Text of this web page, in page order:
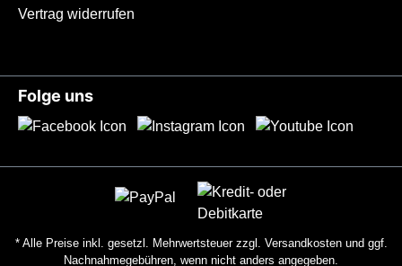
ein Maximum an Sicherheit. Mit einem
Winter sorgt die geringe Masse mit der
schlechten Wärmeleitfähigkeit des Titans
dafür, dass der Griff auch bei nasskalten
auf Körpertemperatur ist und somit unter
allen Klimabedingungen einsetzbar ist.
Wir empfehlen diesen Griff für
Tiny mit 100 mm Droppoint Klinge aus
Vertrag widerrufen
Folge uns
* Alle Preise inkl. gesetzl. Mehrwertsteuer zzgl. Versandkostenund ggf.
Nachnahmegebühren, wenn nicht anders angegeben.